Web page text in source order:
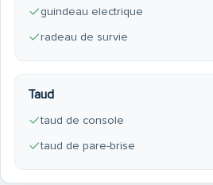
guindeau electrique
radeau de survie
Taud
taud de console
taud de pare-brise